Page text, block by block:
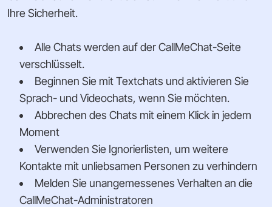
Ihre Sicherheit.
Alle Chats werden auf der CallMeChat-Seite
verschlüsselt.
Beginnen Sie mit Textchats und aktivieren Sie
Sprach- und Videochats, wenn Sie möchten.
Abbrechen des Chats mit einem Klick in jedem
Moment
Verwenden Sie Ignorierlisten, um weitere
Kontakte mit unliebsamen Personen zu verhindern
Melden Sie unangemessenes Verhalten an die
CallMeChat-Administratoren